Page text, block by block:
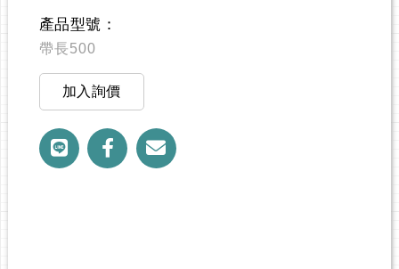
產品型號：
帶長500
加入詢價